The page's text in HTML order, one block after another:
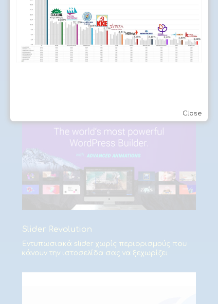
Divi 4 Elegant Themes
Slider Revolution
Εντυπωσιακά slider χωρίς περιορισμούς που
κάνουν την ιστοσελίδα σας να ξεχωρίζει
Close